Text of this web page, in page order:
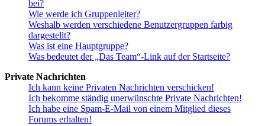
bei?
Wie werde ich Gruppenleiter?
Weshalb werden verschiedene Benutzergruppen farbig
dargestellt?
Was ist eine Hauptgruppe?
Was bedeutet der „Das Team“-Link auf der Startseite?
Private Nachrichten
Ich kann keine Privaten Nachrichten verschicken!
Ich bekomme ständig unerwünschte Private Nachrichten!
Ich habe eine Spam-E-Mail von einem Mitglied dieses
Forums erhalten!